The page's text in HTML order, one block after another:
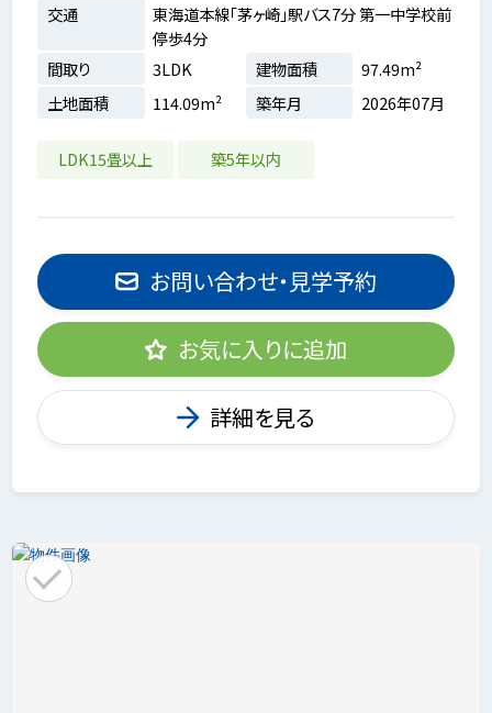
交通
東海道本線「茅ヶ崎」駅バス7分 第一中学校前
停歩4分
間取り
3LDK 建物面積
97.49m²
土地面積
114.09m² 築年月 2026年07月
LDK15畳以上 築5年以内
お問い合わせ・見学予約
お気に入りに追加
詳細を見る